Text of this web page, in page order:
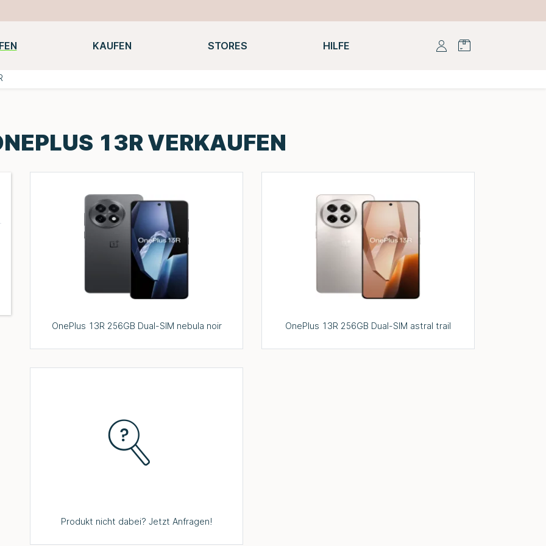
KAUFEN STORES HILFE
Notebooks Macbooks Konsolen
13R VERKAUFEN
OnePlus 13R 256GB Dual-SIM nebula noir OnePlus 13R 256GB Dual-SIM astral trail
Produkt nicht dabei? Jetzt Anfragen!